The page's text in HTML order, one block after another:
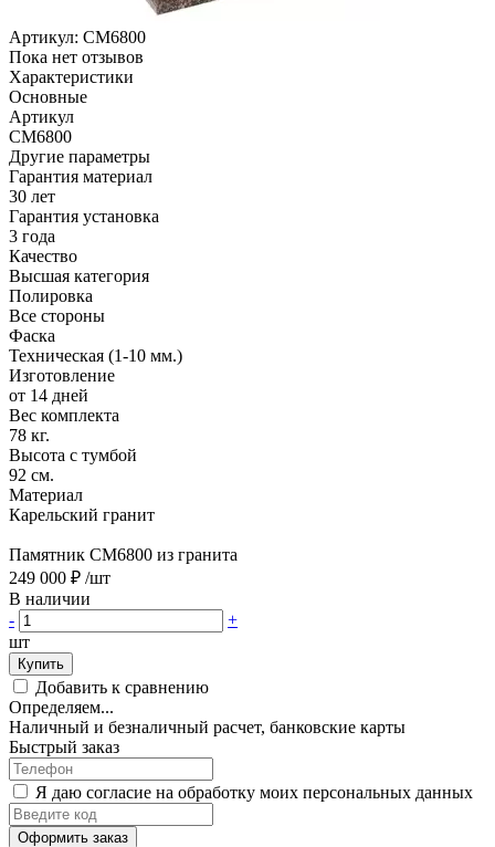
Артикул: CM6800
Пока нет отзывов
Характеристики
Основные
Артикул
CM6800
Другие параметры
Гарантия материал
30 лет
Гарантия установка
3 года
Качество
Высшая категория
Полировка
Все стороны
Фаска
Техническая (1-10 мм.)
Изготовление
от 14 дней
Вес комплекта
78 кг.
Высота с тумбой
92 см.
Материал
Карельский гранит
Памятник CM6800 из гранита
249 000 ₽ /шт
В наличии
-
+
шт
Купить
Добавить к сравнению
Определяем...
Наличный и безналичный расчет, банковские карты
Быстрый заказ
Я даю согласие на обработку моих персональных данных
Оформить заказ